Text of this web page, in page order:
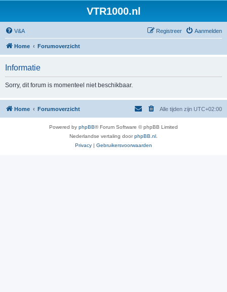
VTR1000.nl
V&A Aanmelden
Registreer
Home Forumoverzicht
Informatie
Sorry, dit forum is momenteel niet beschikbaar.
Home Forumoverzicht Alle tijden zijn UTC+02:00
Powered by phpBB® Forum Software © phpBB Limited
Nederlandse vertaling doorphpBB.nl
Privacy | Gebruikersvoorwaarden